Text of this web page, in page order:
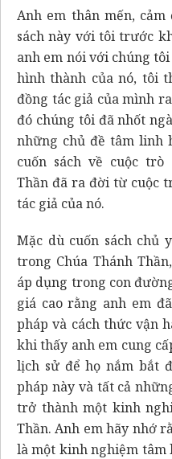
Anh em thân mến,
sách này với tôi trước
anh em nói với chúng
hình thành của nó, tôi
đồng tác giả của mình
đó chúng tôi đã nhốt
những chủ đề tâm linh
cuốn sách về cuộc trò
Thần đã ra đời từ cuộc
tác giả của nó.
Mặc dù cuốn sách chủ
trong Chúa Thánh
áp dụng trong con
giá cao rằng anh em
pháp và cách thức vận
khi thấy anh em cung
lịch sử để họ nắm bắt
pháp này và tất cả
trở thành một kinh
Thần. Anh em hãy nhớ
là một kinh nghiệm